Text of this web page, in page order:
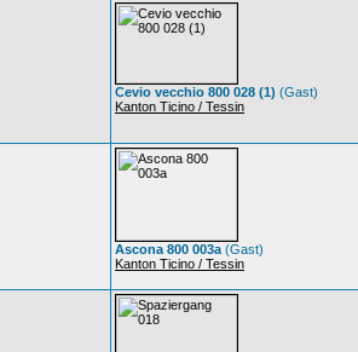
Cevio vecchio 800 028 (1) (Gast)
Kanton Ticino / Tessin
Ascona 800 003a (Gast)
Kanton Ticino / Tessin